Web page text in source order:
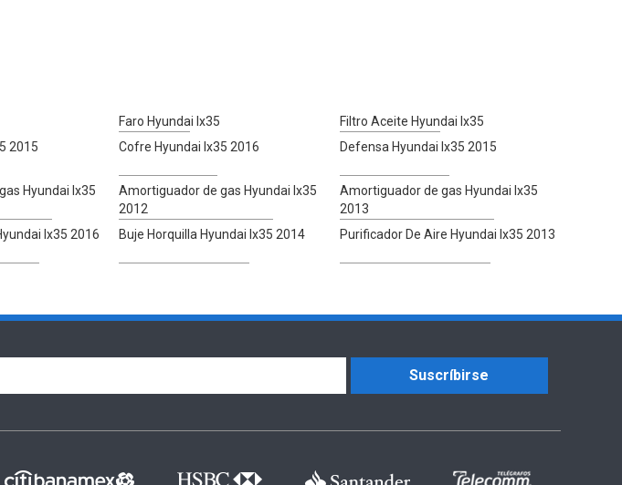
Faro Hyundai Ix35
Filtro Aceite Hyundai Ix35
2015 Cofre Hyundai Ix35 2016 Defensa Hyundai Ix35 2015
Hyundai Ix35
Amortiguador de gas Hyundai Ix35
2012
Amortiguador de gas Hyundai Ix35
2013
Ix35 2016 Buje Horquilla Hyundai Ix35 2014 Purificador De Aire Hyundai Ix35 2013
Suscríbirse